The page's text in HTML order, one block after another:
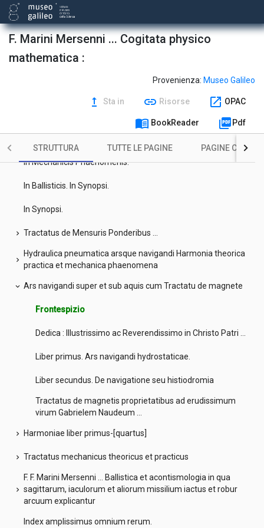
F. Marini Mersenni ... Cogitata physico
mathematica :
Provenienza: Museo Galileo
upgrade Sta in link Risorse open_in_new OPAC
menu_book BookReader picture_as_pdf Pdf
STRUTTURA TUTTE LE PAGINE PAGINE CON
Frontespizio
Dedica : Reverendissimo Patri Laurentio a Spezzano
In Mechanicis Phaenomenis.
In Ballisticis. In Synopsi.
In Synopsi.
chevron_right Tractatus de Mensuris Ponderibus ...
chevron_right
Hydraulica pneumatica arsque navigandi Harmonia theorica
practica et mechanica phaenomena
expand_more Ars navigandi super et sub aquis cum Tractatu de magnete
Frontespizio
Dedica : Illustrissimo ac Reverendissimo in Christo Patri ...
Liber primus. Ars navigandi hydrostaticae.
Liber secundus. De navigatione seu histiodromia
Tractatus de magnetis proprietatibus ad erudissimum
virum Gabrielem Naudeum ...
chevron_right Harmoniae liber primus-[quartus]
chevron_right Tractatus mechanicus theoricus et practicus
chevron_right
F. F. Marini Mersenni ... Ballistica et acontismologia in qua
sagittarum, iaculorum et aliorum missilium iactus et robur
arcuum explicantur
Index amplissimus omnium rerum.